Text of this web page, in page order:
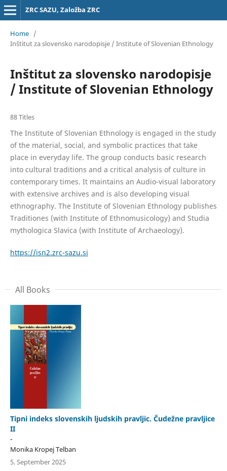
ZRC SAZU, Založba ZRC
Home /
Inštitut za slovensko narodopisje / Institute of Slovenian Ethnology
Inštitut za slovensko narodopisje
/ Institute of Slovenian Ethnology
88 Titles
The Institute of Slovenian Ethnology is engaged in the study
of the material, social, and symbolic practices that take
place in everyday life. The group conducts basic research
into cultural traditions and a critical analysis of culture in
contemporary times. It maintains an Audio-visual laboratory
with extensive archives and is also developing visual
ethnography. The Institute of Slovenian Ethnology publishes
Traditiones (with Institute of Ethnomusicology) and Studia
mythologica Slavica (with Institute of Archaeology).
https://isn2.zrc-sazu.si
All Books
Tipni indeks slovenskih ljudskih pravljic. Čudežne pravljice
II
-
Monika Kropej Telban
5. September 2025